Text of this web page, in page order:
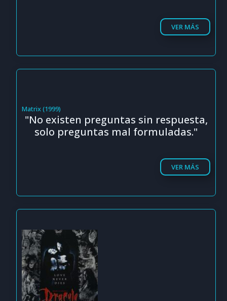
VER MÁS
Matrix (1999)
"No existen preguntas sin respuesta,
solo preguntas mal formuladas."
VER MÁS